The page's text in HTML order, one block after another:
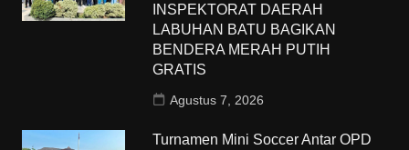
INSPEKTORAT DAERAH
LABUHAN BATU BAGIKAN
BENDERA MERAH PUTIH
GRATIS
Agustus 7, 2026
Turnamen Mini Soccer Antar OPD